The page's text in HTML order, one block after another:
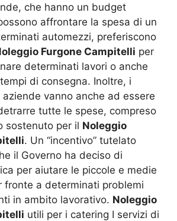
che hanno un budget
affrontare la spesa di un
automezzi, preferiscono
Furgone Campitelli per
determinati lavori o anche
di consegna. Inoltre, i
vanno anche ad essere
tutte le spese, compreso
sostenuto per il Noleggio
. Un “incentivo” tutelato
il Governo ha deciso di
per aiutare le piccole e medie
fronte a determinati problemi
in ambito lavorativo. Noleggio
utili per i catering I servizi di